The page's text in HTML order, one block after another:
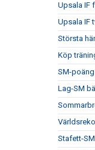
Upsala IF
Upsala IF
Största
Köp
SM-
Lag-SM
Stafett-